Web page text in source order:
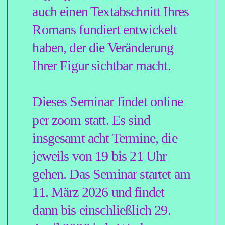
Zuletzt erschienen 2023 und
2025 ihre Romane »Auf
Wiedersehen« und »Reality« bei
Weissbooks. Darin zeichnet
Ramadan Porträts von
Menschen, deren innere Ordnung
durch private Veränderungen
Wanken geraten.
Jasmin Ramadan lebt und
arbeitet in Hamburg.